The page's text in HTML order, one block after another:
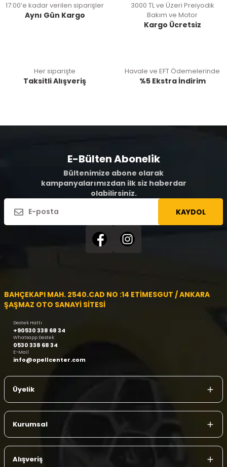
17:00’e kadar verilen siparişler
Aynı Gün Kargo
3000 TL ve Üzeri Preiyodik
Bakım ve Motor
Kargo Ücretsiz
Her siparişte
Taksitli Alışveriş
Havale ve EFT Ödemelerinde
%5 Ekstra İndirim
E-Bülten Abonelik
Bültenimize abone olarak
kampanyalarımızdan ilk siz haberdar
olabilirsiniz.
KAYDOL
BAHÇEKAPI MAH. 2540.CAD NO :14 ETİMESGUT / ANKARA
ŞAŞMAZ OTO SANAYİ SİTESİ
Destek Hattı
+90530 338 68 34
Whatsapp Destek
0530 338 68 34
E-Mail
info@opellcenter.com
Üyelik
Kurumsal
Alışveriş